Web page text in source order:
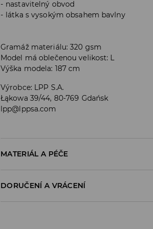
nastavitelný obvod
látka s vysokým obsahem bavlny
Gramáž materiálu: 320 gsm
Model má oblečenou velikost: L
Výška modela: 187 cm
Výrobce: LPP S.A.
Łąkowa 39/44, 80-769 Gdańsk
lpp@lppsa.com
MATERIÁL A PÉČE
PRVNÍ MATERIÁL: 60% BAVLNA, 40%
DORUČENÍ A VRÁCENÍ